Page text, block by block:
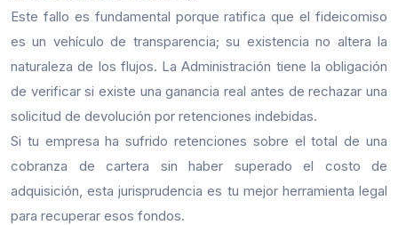
Este fallo es fundamental porque ratifica que el fideicomiso
es un vehículo de transparencia; su existencia no altera la
naturaleza de los flujos. La Administración tiene la obligación
de verificar si existe una ganancia real antes de rechazar una
solicitud de devolución por retenciones indebidas.
Si tu empresa ha sufrido retenciones sobre el total de una
cobranza de cartera sin haber superado el costo de
adquisición, esta jurisprudencia es tu mejor herramienta legal
para recuperar esos fondos.